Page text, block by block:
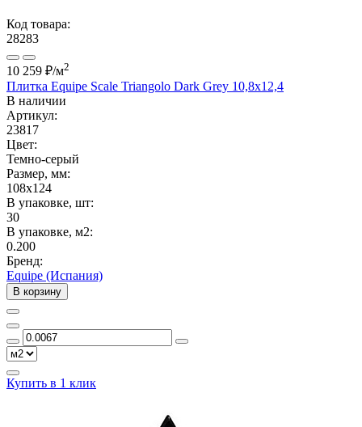
Код товара:
28283
10 259 ₽/м2
Плитка Equipe Scale Triangolo Dark Grey 10,8x12,4
В наличии
Артикул:
23817
Цвет:
Темно-серый
Размер, мм:
108x124
В упаковке, шт:
30
В упаковке, м2:
0.200
Бренд:
Equipe (Испания)
В корзину
Купить в 1 клик